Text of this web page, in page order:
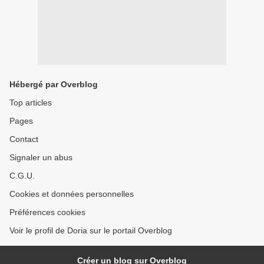
Hébergé par Overblog
Top articles
Pages
Contact
Signaler un abus
C.G.U.
Cookies et données personnelles
Préférences cookies
Voir le profil de Doria sur le portail Overblog
Créer un blog sur Overblog